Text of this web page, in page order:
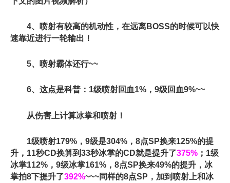
4、喷射有较高的机动性，在远离BOSS的时候可以快
速靠近进行一轮输出！
5、喷射霸体还行~~
6、这点是科普：1级喷射回血1%，9级回血9%~~
从伤害上计算冰掌和喷射！
1级喷射179%，9级是304%，8点SP换来125%的提
升，11秒CD换算到33秒冰掌的CD就是提升了375% ；1级
冰掌112%，9级冰掌161%，8点SP换来49%的提升，冰
掌拍8下提升了392%~~~同样的8点SP，加到喷射上和冰